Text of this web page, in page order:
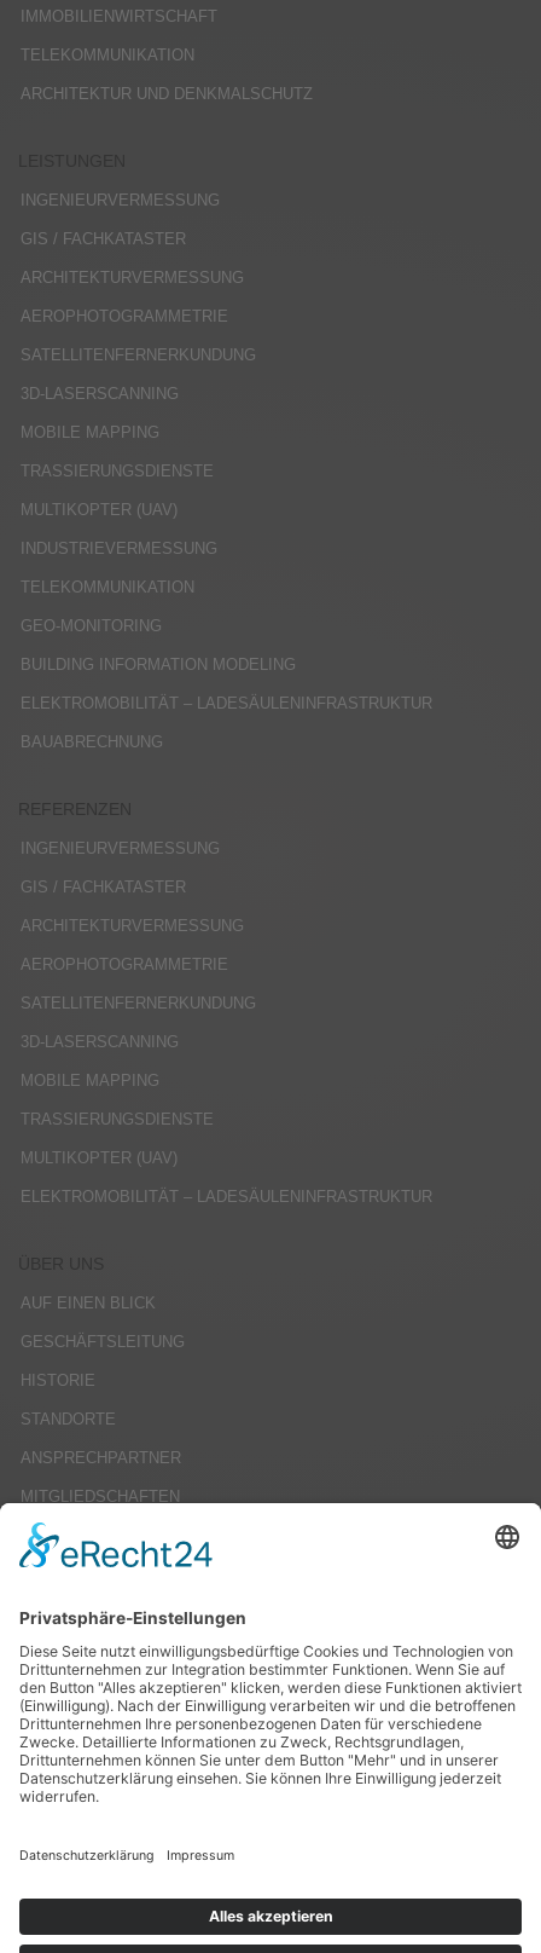
IMMOBILIENWIRTSCHAFT
TELEKOMMUNIKATION
ARCHITEKTUR UND DENKMALSCHUTZ
INGENIEURVERMESSUNG
GIS / FACHKATASTER
ARCHITEKTURVERMESSUNG
AEROPHOTOGRAMMETRIE
SATELLITENFERNERKUNDUNG
3D-LASERSCANNING
MOBILE MAPPING
TRASSIERUNGSDIENSTE
MULTIKOPTER (UAV)
INDUSTRIEVERMESSUNG
TELEKOMMUNIKATION
GEO-MONITORING
BUILDING INFORMATION MODELING
ELEKTROMOBILITÄT – LADESÄULENINFRASTRUKTUR
BAUABRECHNUNG
REFERENZEN
INGENIEURVERMESSUNG
GIS / FACHKATASTER
ARCHITEKTURVERMESSUNG
AEROPHOTOGRAMMETRIE
SATELLITENFERNERKUNDUNG
3D-LASERSCANNING
MOBILE MAPPING
TRASSIERUNGSDIENSTE
MULTIKOPTER (UAV)
ELEKTROMOBILITÄT – LADESÄULENINFRASTRUKTUR
AUF EINEN BLICK
GESCHÄFTSLEITUNG
HISTORIE
STANDORTE
ANSPRECHPARTNER
MITGLIEDSCHAFTEN
KARRIERE
AUSBILDUNG
PRAKTIKA
STUDIENARBEITEN
SERVICE
DATENSCHUTZ
AGBS